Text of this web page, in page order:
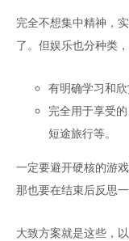
完全不想集中精神，
了。但娱乐也分种类
有明确学习和
完全用于享受
短途旅行等。
一定要避开硬核的游
那也要在结束后反思一
大致方案就是这些，